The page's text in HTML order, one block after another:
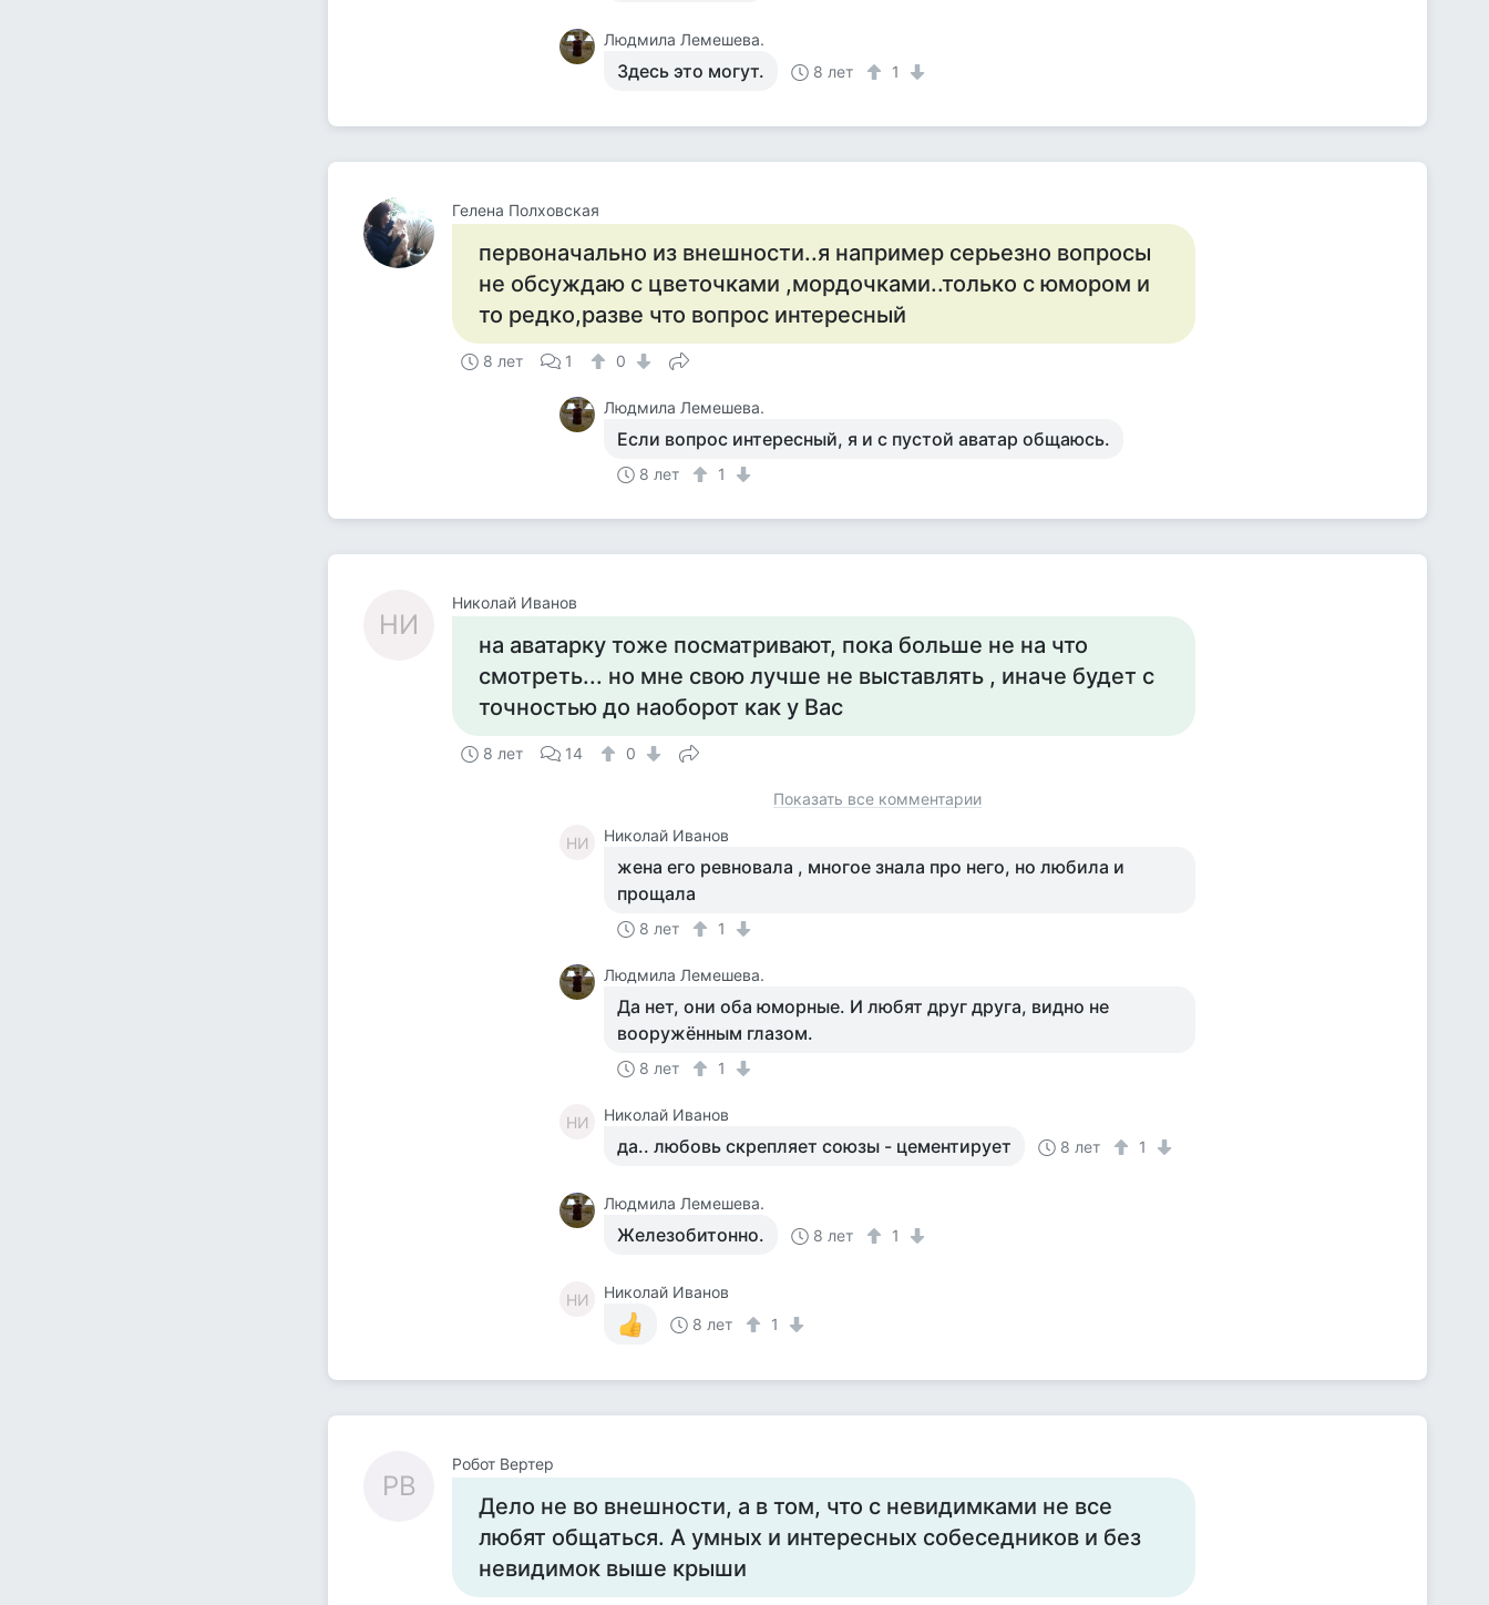
Людмила Лемешева.
Здесь это могут. 8 лет 1
Гелена Полховская
первоначально из внешности..я например серьезно вопросы
не обсуждаю с цветочками ,мордочками..только с юмором и
то редко,разве что вопрос интересный
8 лет 1 0
Людмила Лемешева.
Если вопрос интересный, я и с пустой аватар общаюсь.
8 лет 1
НИ
Николай Иванов
на аватарку тоже посматривают, пока больше не на что
смотреть... но мне свою лучше не выставлять , иначе будет с
точностью до наоборот как у Вас
8 лет 14 0
Показать все комментарии
НИ Николай Иванов
жена его ревновала , многое знала про него, но любила и
прощала
8 лет 1
Людмила Лемешева.
Да нет, они оба юморные. И любят друг друга, видно не
вооружённым глазом.
8 лет 1
НИ Николай Иванов
да.. любовь скрепляет союзы - цементирует 8 лет 1
Людмила Лемешева.
Железобитонно. 8 лет 1
НИ
Николай Иванов
8 лет
1
РВ
Робот Вертер
Дело не во внешности, а в том, что с невидимками не все
любят общаться. А умных и интересных собеседников и без
невидимок выше крыши